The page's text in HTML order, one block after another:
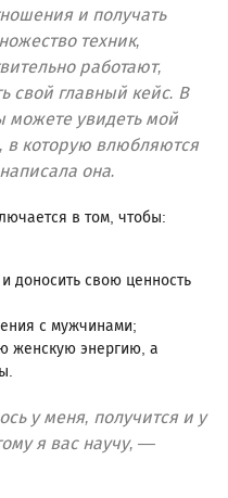
и получать
техник,
работают,
свой главный кейс. В
можете увидеть мой
в которую влюбляются
она.
в том, чтобы:
доносить свою ценность
с мужчинами;
женскую энергию, а
у меня, получится и у
я вас научу, —